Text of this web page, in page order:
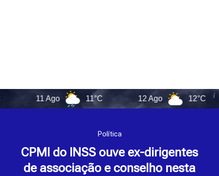
11°C 12°C
Política
CPMI do INSS ouve ex-dirigentes
de associação e conselho nesta